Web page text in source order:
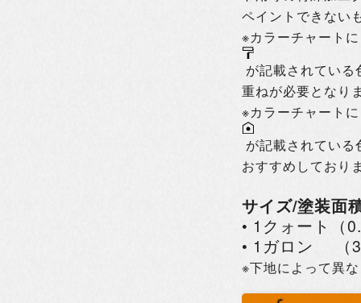
ペイントできない
※カラーチャート
が記載されている
重ねが必要となり
※カラーチャート
が記載されてい
おすすめしており
サイズ/塗装面
• 1クォート（
• 1ガロン （
※下地によって異